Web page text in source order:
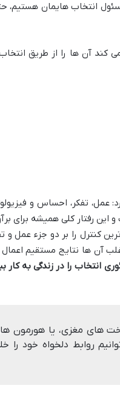
انتخاب هایمان هستیم،
کند آن ها را از طریق
عمل، تفکر، احساس و
رفتار کلی همیشه برای
کنترل را بر دو جزء عمل و
آن ها نتایج مستقیم اعمال
انتخاب را در زندگی به کار
های مغزی، یا هورمون
روابط دلخواه خود را